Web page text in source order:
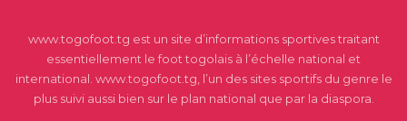
www.togofoot.tg est un site d’informations sportives traitant
essentiellement le foot togolais à l’échelle national et
international. www.togofoot.tg, l’un des sites sportifs du genre le
plus suivi aussi bien sur le plan national que par la diaspora.